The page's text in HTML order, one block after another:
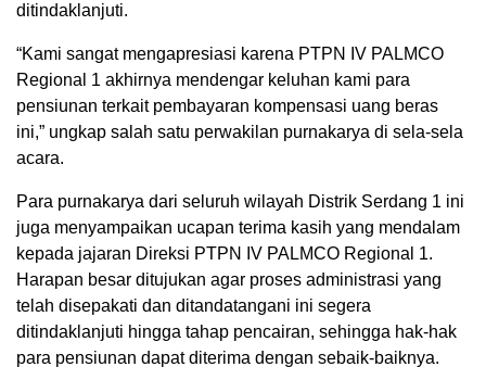
ditindaklanjuti.
“Kami sangat mengapresiasi karena PTPN IV PALMCO
Regional 1 akhirnya mendengar keluhan kami para
pensiunan terkait pembayaran kompensasi uang beras
ini,” ungkap salah satu perwakilan purnakarya di sela-sela
acara.
Para purnakarya dari seluruh wilayah Distrik Serdang 1 ini
juga menyampaikan ucapan terima kasih yang mendalam
kepada jajaran Direksi PTPN IV PALMCO Regional 1.
Harapan besar ditujukan agar proses administrasi yang
telah disepakati dan ditandatangani ini segera
ditindaklanjuti hingga tahap pencairan, sehingga hak-hak
para pensiunan dapat diterima dengan sebaik-baiknya.